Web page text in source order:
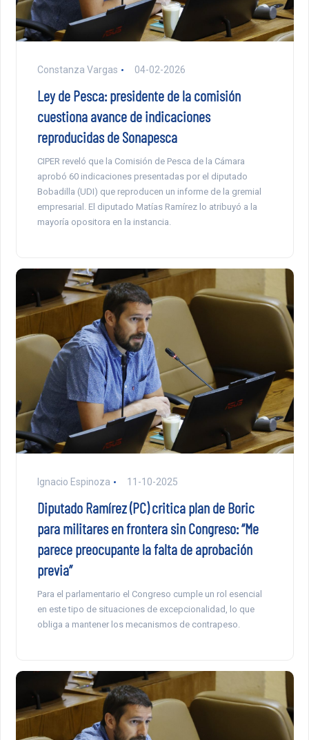
Constanza Vargas 04-02-2026
Ley de Pesca: presidente de la comisión
cuestiona avance de indicaciones
reproducidas de Sonapesca
CIPER reveló que la Comisión de Pesca de la Cámara
aprobó 60 indicaciones presentadas por el diputado
Bobadilla (UDI) que reproducen un informe de la gremial
empresarial. El diputado Matías Ramírez lo atribuyó a la
mayoría opositora en la instancia.
Ignacio Espinoza 11-10-2025
Diputado Ramírez (PC) critica plan de Boric
para militares en frontera sin Congreso: “Me
parece preocupante la falta de aprobación
previa”
Para el parlamentario el Congreso cumple un rol esencial
en este tipo de situaciones de excepcionalidad, lo que
obliga a mantener los mecanismos de contrapeso.